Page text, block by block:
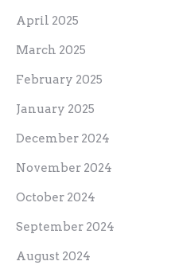
April 2025
March 2025
February 2025
January 2025
December 2024
November 2024
October 2024
September 2024
August 2024